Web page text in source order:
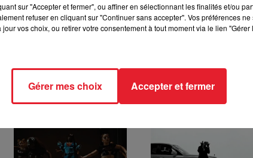
Génération Impolie
sur "Accepter et fermer", ou affiner en sélectionnant les finalités et/ou
refuser en cliquant sur "Continuer sans accepter". Vos préférences
jour vos choix, ou retirer votre consentement à tout moment via le lien
Gérer mes choix Accepter et fermer